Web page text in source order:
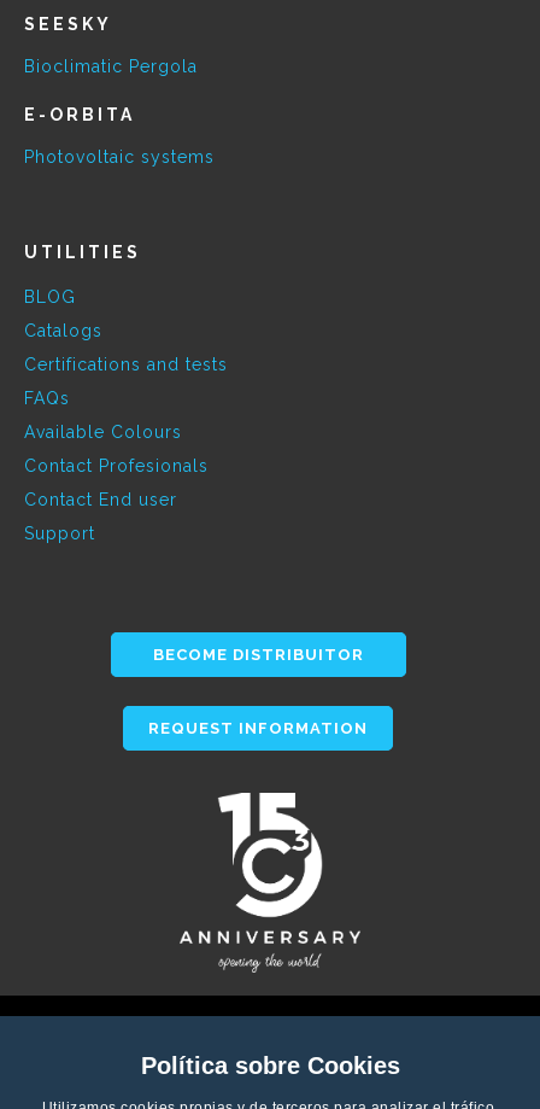
Política sobre Cookies
SEESKY
Bioclimatic Pergola
E-ORBITA
Photovoltaic systems
UTILITIES
BLOG
Catalogs
Certifications and tests
FAQs
Available Colours
Contact Profesionals
Contact End user
Support
BECOME DISTRIBUITOR
REQUEST INFORMATION